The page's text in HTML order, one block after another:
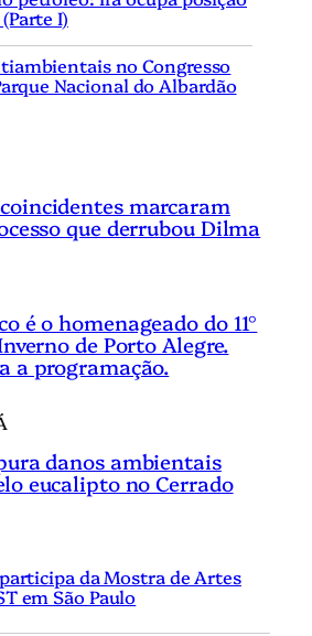
I)
no Congresso
Nacional do Albardão
marcaram
que derrubou Dilma
é o homenageado do 11°
de Porto Alegre.
a programação.
danos ambientais
eucalipto no Cerrado
da Mostra de Artes
em São Paulo